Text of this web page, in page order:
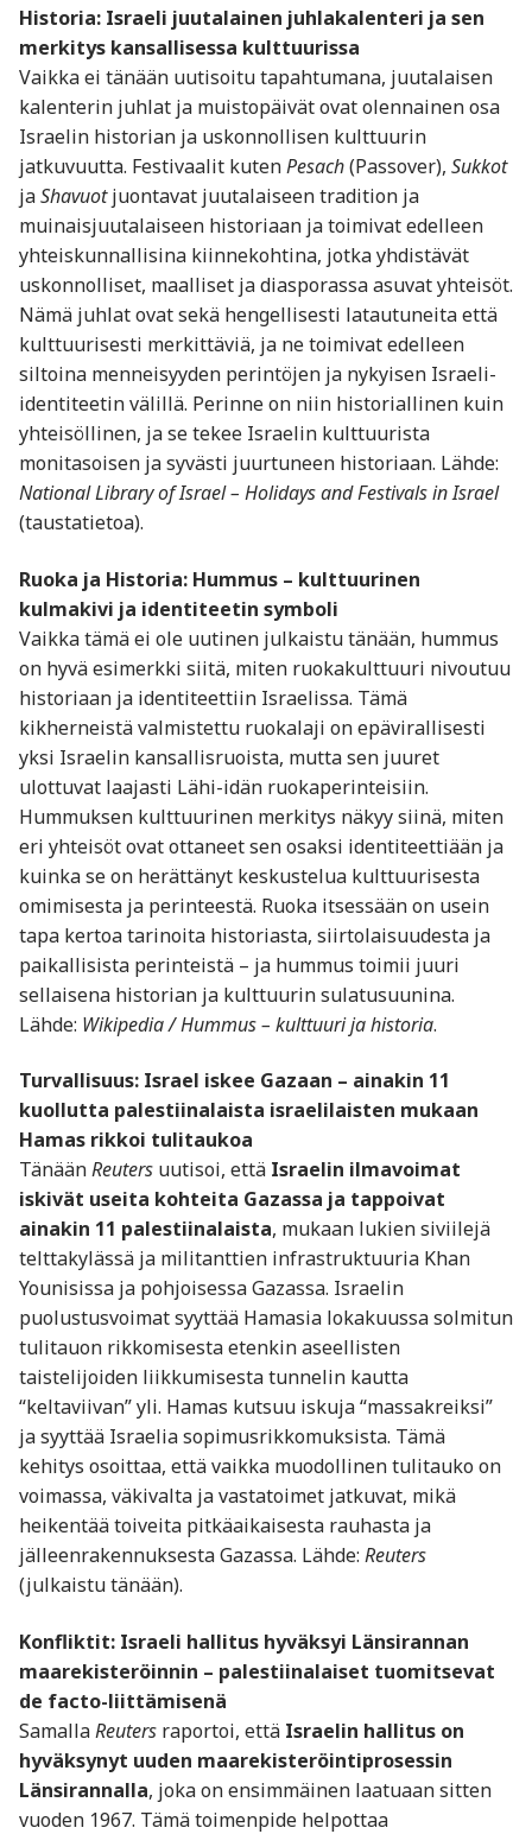
Historia: Israeli juutalainen juhlakalenteri ja sen
merkitys kansallisessa kulttuurissa
Vaikka ei tänään uutisoitu tapahtumana, juutalaisen
kalenterin juhlat ja muistopäivät ovat olennainen osa
Israelin historian ja uskonnollisen kulttuurin
jatkuvuutta. Festivaalit kutenPesach(Passover), Sukkot
jaShavuotjuontavat juutalaiseen tradition ja
muinaisjuutalaiseen historiaan ja toimivat edelleen
yhteiskunnallisina kiinnekohtina, jotka yhdistävät
uskonnolliset, maalliset ja diasporassa asuvat yhteisöt.
Nämä juhlat ovat sekä hengellisesti latautuneita että
kulttuurisesti merkittäviä, ja ne toimivat edelleen
siltoina menneisyyden perintöjen ja nykyisen Israeli-
identiteetin välillä. Perinne on niin historiallinen kuin
yhteisöllinen, ja se tekee Israelin kulttuurista
monitasoisen ja syvästi juurtuneen historiaan. Lähde:
National Library of Israel – Holidays and Festivals in Israel
(taustatietoa).
Ruoka ja Historia: Hummus – kulttuurinen
kulmakivi ja identiteetin symboli
Vaikka tämä ei ole uutinen julkaistu tänään, hummus
on hyvä esimerkki siitä, miten ruokakulttuuri nivoutuu
historiaan ja identiteettiin Israelissa. Tämä
kikherneistä valmistettu ruokalaji on epävirallisesti
yksi Israelin kansallisruoista, mutta sen juuret
ulottuvat laajasti Lähi-idän ruokaperinteisiin.
Hummuksen kulttuurinen merkitys näkyy siinä, miten
eri yhteisöt ovat ottaneet sen osaksi identiteettiään ja
kuinka se on herättänyt keskustelua kulttuurisesta
omimisesta ja perinteestä. Ruoka itsessään on usein
tapa kertoa tarinoita historiasta, siirtolaisuudesta ja
paikallisista perinteistä – ja hummus toimii juuri
sellaisena historian ja kulttuurin sulatusuunina.
Lähde: Wikipedia / Hummus – kulttuuri ja historia.
Turvallisuus: Israel iskee Gazaan – ainakin 11
kuollutta palestiinalaista israelilaisten mukaan
Hamas rikkoi tulitaukoa
TänäänReuters uutisoi, että Israelin ilmavoimat
iskivät useita kohteita Gazassa ja tappoivat
ainakin 11 palestiinalaista, mukaan lukien siviilejä
telttakylässä ja militanttien infrastruktuuria Khan
Younisissa ja pohjoisessa Gazassa. Israelin
puolustusvoimat syyttää Hamasia lokakuussa solmitun
tulitauon rikkomisesta etenkin aseellisten
taistelijoiden liikkumisesta tunnelin kautta
“keltaviivan” yli. Hamas kutsuu iskuja “massakreiksi”
ja syyttää Israelia sopimusrikkomuksista. Tämä
kehitys osoittaa, että vaikka muodollinen tulitauko on
voimassa, väkivalta ja vastatoimet jatkuvat, mikä
heikentää toiveita pitkäaikaisesta rauhasta ja
jälleenrakennuksesta Gazassa. Lähde: Reuters
(julkaistu tänään).
Konfliktit: Israeli hallitus hyväksyi Länsirannan
maarekisteröinnin – palestiinalaiset tuomitsevat
de facto-liittämisenä
SamallaReuters raportoi, että Israelin hallitus on
hyväksynyt uuden maarekisteröintiprosessin
Länsirannalla, joka on ensimmäinen laatuaan sitten
vuoden 1967. Tämä toimenpide helpottaa